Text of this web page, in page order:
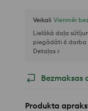
Veikali Vienmēr
Lielākā daļa
piegādāti 6 darba
Detaļas >
Bezmaksas
Produkta